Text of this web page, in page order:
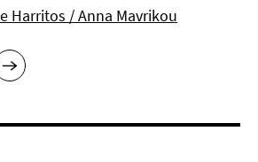
Harritos / Anna Mavrikou